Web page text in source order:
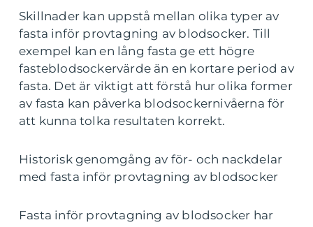
Skillnader kan uppstå mellan olika typer av
fasta inför provtagning av blodsocker. Till
exempel kan en lång fasta ge ett högre
fasteblodsockervärde än en kortare period av
fasta. Det är viktigt att förstå hur olika former
av fasta kan påverka blodsockernivåerna för
att kunna tolka resultaten korrekt.
Historisk genomgång av för- och nackdelar
med fasta inför provtagning av blodsocker
Fasta inför provtagning av blodsocker har